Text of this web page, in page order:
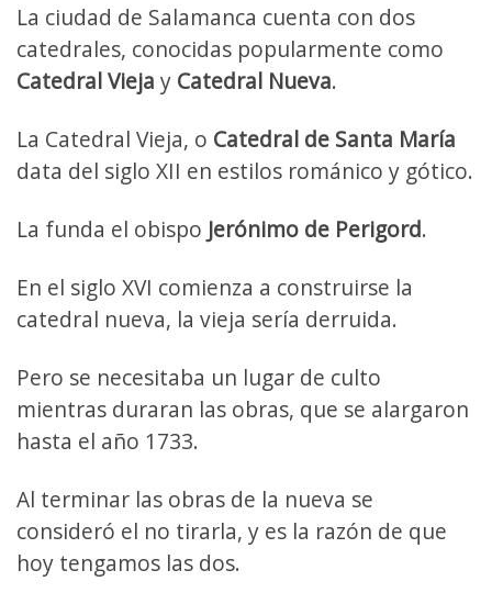
La ciudad de Salamanca cuenta con dos
catedrales, conocidas popularmente como
Catedral Vieja y Catedral Nueva.
La Catedral Vieja, o Catedral de Santa María
data del siglo XII en estilos románico y gótico.
La funda el obispo Jerónimo de Perigord.
En el siglo XVI comienza a construirse la
catedral nueva, la vieja sería derruida.
Pero se necesitaba un lugar de culto
mientras duraran las obras, que se alargaron
hasta el año 1733.
Al terminar las obras de la nueva se
consideró el no tirarla, y es la razón de que
hoy tengamos las dos.